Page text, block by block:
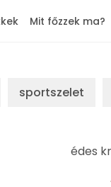
Mit főzzek ma?
sportszelet
édes